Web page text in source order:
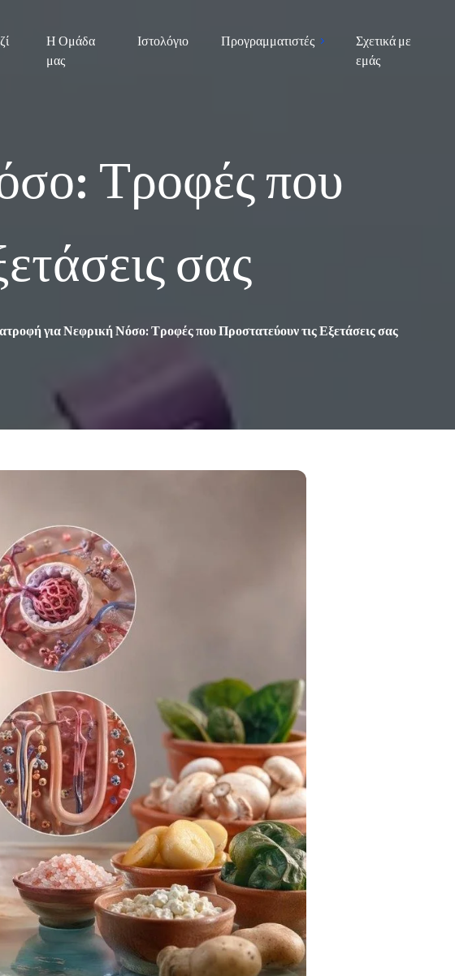
Η Ομάδα
μας
Ιστολόγιο Προγραμματιστές
Σχετικά με
εμάς
Τροφές που
σας
για Νεφρική Νόσο: Τροφές που Προστατεύουν τις Εξετάσεις σας